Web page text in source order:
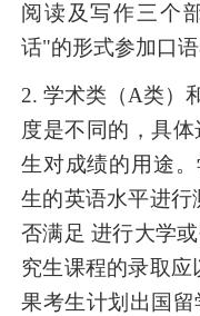
阅读及写作三个
话"的形式参加口语
2. 学术类（A类）
度是不同的，具
生对成绩的用途
生的英语水平进行
否满足 进行大学
究生课程的录取
果考生计划出国